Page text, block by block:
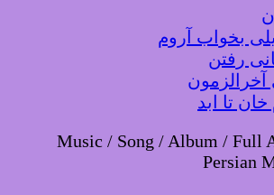
بخواب آروم
رفتن
آخرالزمون
تا ابد
Music / Song / Album / Full
Persian